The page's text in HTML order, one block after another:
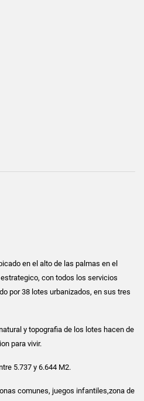
en el alto de las palmas en el
con todos los servicios
por 38 lotes urbanizados, en sus tres
y topografia de los lotes hacen de
para vivir.
5.737 y 6.644 M2.
comunes, juegos infantiles,zona de